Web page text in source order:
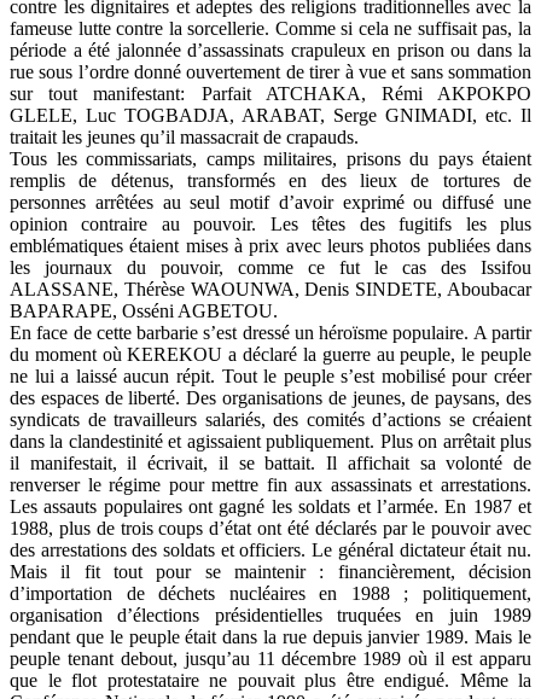
contre les dignitaires et adeptes des religions traditionnelles avec la
fameuse lutte contre la sorcellerie. Comme si cela ne suffisait pas, la
période a été jalonnée d’assassinats crapuleux en prison ou dans la
rue sous l’ordre donné ouvertement de tirer à vue et sans sommation
sur tout manifestant: Parfait ATCHAKA, Rémi AKPOKPO
GLELE, Luc TOGBADJA, ARABAT, Serge GNIMADI, etc. Il
traitait les jeunes qu’il massacrait de crapauds.
Tous les commissariats, camps militaires, prisons du pays étaient
remplis de détenus, transformés en des lieux de tortures de
personnes arrêtées au seul motif d’avoir exprimé ou diffusé une
opinion contraire au pouvoir. Les têtes des fugitifs les plus
emblématiques étaient mises à prix avec leurs photos publiées dans
les journaux du pouvoir, comme ce fut le cas des Issifou
ALASSANE, Thérèse WAOUNWA, Denis SINDETE, Aboubacar
BAPARAPE, Osséni AGBETOU.
En face de cette barbarie s’est dressé un héroïsme populaire. A partir
du moment où KEREKOU a déclaré la guerre au peuple, le peuple
ne lui a laissé aucun répit. Tout le peuple s’est mobilisé pour créer
des espaces de liberté. Des organisations de jeunes, de paysans, des
syndicats de travailleurs salariés, des comités d’actions se créaient
dans la clandestinité et agissaient publiquement. Plus on arrêtait plus
il manifestait, il écrivait, il se battait. Il affichait sa volonté de
renverser le régime pour mettre fin aux assassinats et arrestations.
Les assauts populaires ont gagné les soldats et l’armée. En 1987 et
1988, plus de trois coups d’état ont été déclarés par le pouvoir avec
des arrestations des soldats et officiers. Le général dictateur était nu.
Mais il fit tout pour se maintenir : financièrement, décision
d’importation de déchets nucléaires en 1988 ; politiquement,
organisation d’élections présidentielles truquées en juin 1989
pendant que le peuple était dans la rue depuis janvier 1989. Mais le
peuple tenant debout, jusqu’au 11 décembre 1989 où il est apparu
que le flot protestataire ne pouvait plus être endigué. Même la